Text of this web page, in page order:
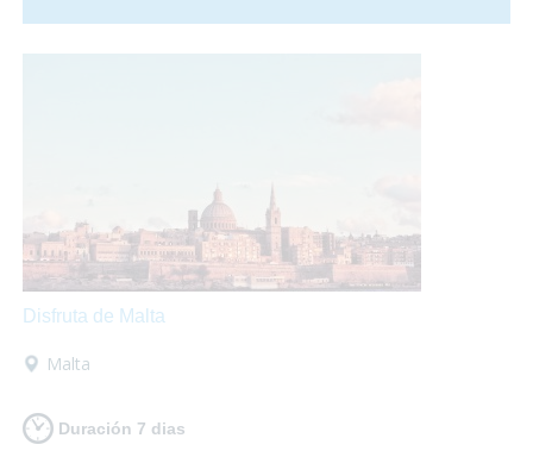
relajarte en alguna de las 29 playas accesibles de agua
Disfruta de Malta
Malta
Duración 7 dias